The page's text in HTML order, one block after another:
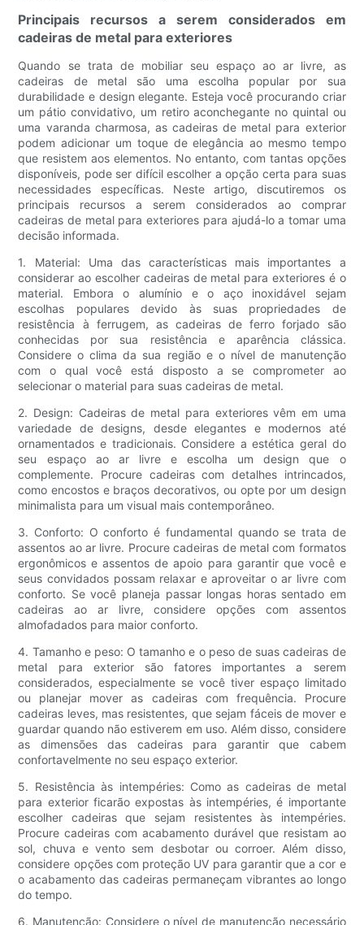
Principais recursos a serem considerados em
cadeiras de metal para exteriores
Quando se trata de mobiliar seu espaço ao ar livre, as
cadeiras de metal são uma escolha popular por sua
durabilidade e design elegante. Esteja você procurando criar
um pátio convidativo, um retiro aconchegante no quintal ou
uma varanda charmosa, as cadeiras de metal para exterior
podem adicionar um toque de elegância ao mesmo tempo
que resistem aos elementos. No entanto, com tantas opções
disponíveis, pode ser difícil escolher a opção certa para suas
necessidades específicas. Neste artigo, discutiremos os
principais recursos a serem considerados ao comprar
cadeiras de metal para exteriores para ajudá-lo a tomar uma
decisão informada.
1. Material: Uma das características mais importantes a
considerar ao escolher cadeiras de metal para exteriores é o
material. Embora o alumínio e o aço inoxidável sejam
escolhas populares devido às suas propriedades de
resistência à ferrugem, as cadeiras de ferro forjado são
conhecidas por sua resistência e aparência clássica.
Considere o clima da sua região e o nível de manutenção
com o qual você está disposto a se comprometer ao
selecionar o material para suas cadeiras de metal.
2. Design: Cadeiras de metal para exteriores vêm em uma
variedade de designs, desde elegantes e modernos até
ornamentados e tradicionais. Considere a estética geral do
seu espaço ao ar livre e escolha um design que o
complemente. Procure cadeiras com detalhes intrincados,
como encostos e braços decorativos, ou opte por um design
minimalista para um visual mais contemporâneo.
3. Conforto: O conforto é fundamental quando se trata de
assentos ao ar livre. Procure cadeiras de metal com formatos
ergonômicos e assentos de apoio para garantir que você e
seus convidados possam relaxar e aproveitar o ar livre com
conforto. Se você planeja passar longas horas sentado em
cadeiras ao ar livre, considere opções com assentos
almofadados para maior conforto.
4. Tamanho e peso: O tamanho e o peso de suas cadeiras de
metal para exterior são fatores importantes a serem
considerados, especialmente se você tiver espaço limitado
ou planejar mover as cadeiras com frequência. Procure
cadeiras leves, mas resistentes, que sejam fáceis de mover e
guardar quando não estiverem em uso. Além disso, considere
as dimensões das cadeiras para garantir que cabem
confortavelmente no seu espaço exterior.
5. Resistência às intempéries: Como as cadeiras de metal
para exterior ficarão expostas às intempéries, é importante
escolher cadeiras que sejam resistentes às intempéries.
Procure cadeiras com acabamento durável que resistam ao
sol, chuva e vento sem desbotar ou corroer. Além disso,
considere opções com proteção UV para garantir que a cor e
o acabamento das cadeiras permaneçam vibrantes ao longo
do tempo.
6. Manutenção: Considere o nível de manutenção necessário